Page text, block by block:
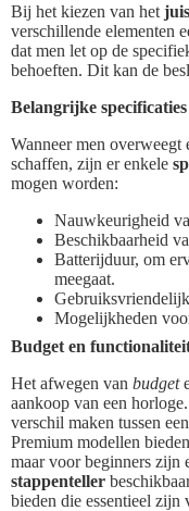
Bij het kiezen van het
verschillende elementen
dat men let op de
behoeften. Dit kan de
Belangrijke
Wanneer men overweegt
schaffen, zijn er enkele
mogen worden:
Nauwkeurigheid
Beschikbaarheid
Batterijduur, om
meegaat.
Mogelijkheden
Budget en
Het afwegen van budget
aankoop van een
verschil maken tussen
Premium modellen
maar voor beginners zijn
stappenteller
bieden die essentieel zijn